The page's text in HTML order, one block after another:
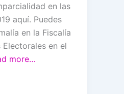
en las
aquí. Puedes
en la Fiscalía
en el
more…